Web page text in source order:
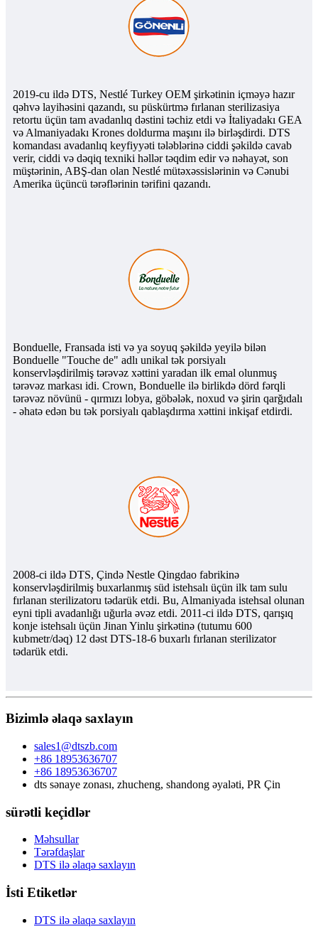
2019-cu ildə DTS, Nestlé Turkey OEM şirkətinin içməyə hazır
qəhvə layihəsini qazandı, su püskürtmə fırlanan sterilizasiya
retortu üçün tam avadanlıq dəstini təchiz etdi və İtaliyadakı GEA
və Almaniyadakı Krones doldurma maşını ilə birləşdirdi. DTS
komandası avadanlıq keyfiyyəti tələblərinə ciddi şəkildə cavab
verir, ciddi və dəqiq texniki həllər təqdim edir və nəhayət, son
müştərinin, ABŞ-dan olan Nestlé mütəxəssislərinin və Cənubi
Amerika üçüncü tərəflərinin tərifini qazandı.
Bonduelle, Fransada isti və ya soyuq şəkildə yeyilə bilən
Bonduelle "Touche de" adlı unikal tək porsiyalı
konservləşdirilmiş tərəvəz xəttini yaradan ilk emal olunmuş
tərəvəz markası idi. Crown, Bonduelle ilə birlikdə dörd fərqli
tərəvəz növünü - qırmızı lobya, göbələk, noxud və şirin qarğıdalı
- əhatə edən bu tək porsiyalı qablaşdırma xəttini inkişaf etdirdi.
2008-ci ildə DTS, Çində Nestle Qingdao fabrikinə
konservləşdirilmiş buxarlanmış süd istehsalı üçün ilk tam sulu
fırlanan sterilizatoru tədarük etdi. Bu, Almaniyada istehsal olunan
eyni tipli avadanlığı uğurla əvəz etdi. 2011-ci ildə DTS, qarışıq
konje istehsalı üçün Jinan Yinlu şirkətinə (tutumu 600
kubmetr/dəq) 12 dəst DTS-18-6 buxarlı fırlanan sterilizator
tədarük etdi.
Bizimlə əlaqə saxlayın
sales1@dtszb.com
+86 18953636707
+86 18953636707
dts sənaye zonası, zhucheng, shandong əyaləti, PR Çin
sürətli keçidlər
Məhsullar
Tərəfdaşlar
DTS ilə əlaqə saxlayın
İsti Etiketlər
DTS ilə əlaqə saxlayın